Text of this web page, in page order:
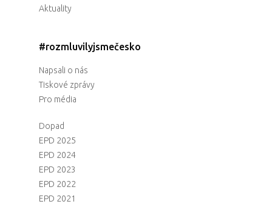
Aktuality
#rozmluvilyjsmečesko
Napsali o nás
Tiskové zprávy
Pro média
Dopad
EPD 2025
EPD 2024
EPD 2023
EPD 2022
EPD 2021